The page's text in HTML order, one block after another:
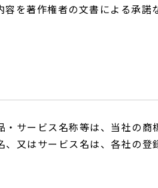
を著作権者の文書による承諾
サービス名称等は、当社の商
又はサービス名は、各社の登